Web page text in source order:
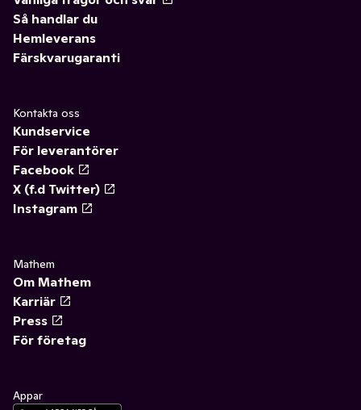
Så handlar du
Hemleverans
Färskvarugaranti
Kontakta oss
Kundservice
För leverantörer
Facebook
X (f.d Twitter)
Instagram
Mathem
Om Mathem
Karriär
Press
För företag
Appar